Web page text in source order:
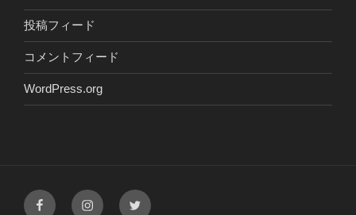
投稿フィード
コメントフィード
WordPress.org
FacebookInstagramTwitter